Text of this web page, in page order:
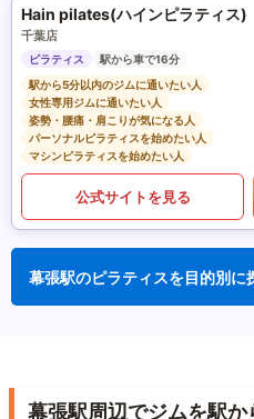
Hain pilates(ハインピラティス)
千葉店
ピラティス
駅から車で16分
駅から5分以内のジムに通いたい人
女性専用ジムに通いたい人
姿勢・腰痛・肩こりが気になる人
パーソナルピラティスを始めたい人
マシンピラティスを始めたい人
公式サイトを見る
幕張駅のピラティスを目的別に
幕張駅周辺でジムを駅か